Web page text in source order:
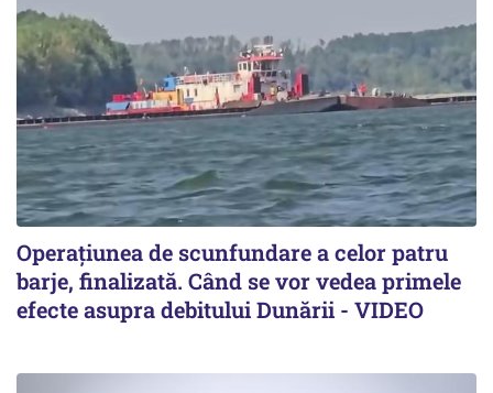
Operațiunea de scunfundare a celor patru
barje, finalizată. Când se vor vedea primele
efecte asupra debitului Dunării - VIDEO